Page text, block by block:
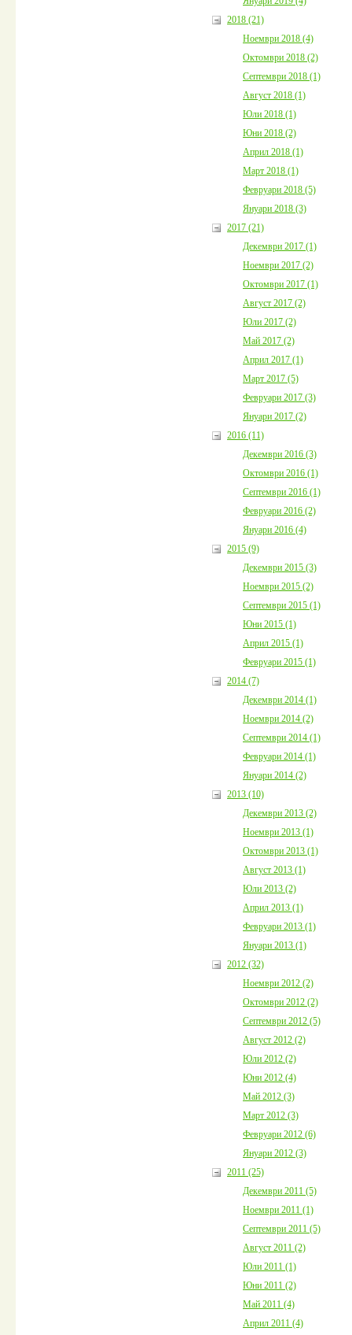
2018 (21)
Ноември 2018 (4)
Октомври 2018 (2)
Септември 2018 (1)
Август 2018 (1)
Юли 2018 (1)
Юни 2018 (2)
Април 2018 (1)
Март 2018 (1)
Февруари 2018 (5)
Януари 2018 (3)
2017 (21)
Декември 2017 (1)
Ноември 2017 (2)
Октомври 2017 (1)
Август 2017 (2)
Юли 2017 (2)
Май 2017 (2)
Април 2017 (1)
Март 2017 (5)
Февруари 2017 (3)
Януари 2017 (2)
2016 (11)
Декември 2016 (3)
Октомври 2016 (1)
Септември 2016 (1)
Февруари 2016 (2)
Януари 2016 (4)
2015 (9)
Декември 2015 (3)
Ноември 2015 (2)
Септември 2015 (1)
Юни 2015 (1)
Април 2015 (1)
Февруари 2015 (1)
2014 (7)
Декември 2014 (1)
Ноември 2014 (2)
Септември 2014 (1)
Февруари 2014 (1)
Януари 2014 (2)
2013 (10)
Декември 2013 (2)
Ноември 2013 (1)
Октомври 2013 (1)
Август 2013 (1)
Юли 2013 (2)
Април 2013 (1)
Февруари 2013 (1)
Януари 2013 (1)
2012 (32)
Ноември 2012 (2)
Октомври 2012 (2)
Септември 2012 (5)
Август 2012 (2)
Юли 2012 (2)
Юни 2012 (4)
Май 2012 (3)
Март 2012 (3)
Февруари 2012 (6)
Януари 2012 (3)
2011 (25)
Декември 2011 (5)
Ноември 2011 (1)
Септември 2011 (5)
Август 2011 (2)
Юли 2011 (1)
Юни 2011 (2)
Май 2011 (4)
Април 2011 (4)